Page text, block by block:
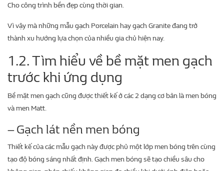
Cho công trình bền đẹp cùng thời gian.
Vì vậy mà những mẫu gạch Porcelain hay gạch Granite đang trở
thành xu hướng lựa chọn của nhiều gia chủ hiện nay.
1.2. Tìm hiểu về bề mặt men gạch
trước khi ứng dụng
Bề mặt men gạch cũng được thiết kế ở các 2 dạng cơ bản là men bóng
và men Matt.
– Gạch lát nền men bóng
Thiết kế của các mẫu gạch này được phủ một lớp men bóng trên cùng
tạo độ bóng sáng nhất định. Gạch men bóng sẽ tạo chiều sâu cho